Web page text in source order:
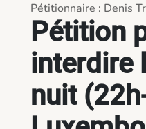
Pétition
interdire
nuit
Pétitionnaire : Denis